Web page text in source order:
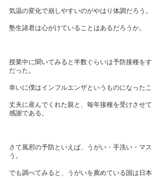
気温の変化で崩しやすいのがやはり体調だろう。
塾生諸君は心がけていることはあるだろうか。
授業中に聞いてみると半数ぐらいは予防接種を
だった。
幸いに僕はインフルエンザというものになったこ
丈夫に産んでくれた親と、毎年接種を受けさせ
感謝である。
さて風邪の予防といえば、うがい・手洗い・マ
う。
でも調べてみると、うがいを薦めている国は日本